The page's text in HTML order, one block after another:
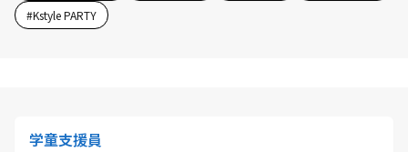
#Kstyle PARTY
学童支援員